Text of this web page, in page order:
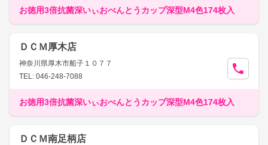
お徳用3倍抗菌深いぃおべんとうカップ深型M4色174枚入
ＤＣＭ厚木店
神奈川県厚木市船子１０７７
TEL: 046-248-7088
お徳用3倍抗菌深いぃおべんとうカップ深型M4色174枚入
ＤＣＭ南足柄店